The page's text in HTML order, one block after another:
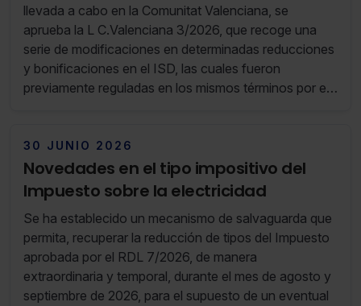
llevada a cabo en la Comunitat Valenciana, se
aprueba la L C.Valenciana 3/2026, que recoge una
serie de modificaciones en determinadas reducciones
y bonificaciones en el ISD, las cuales fueron
previamente reguladas en los mismos términos por el
30 JUNIO 2026
Novedades en el tipo impositivo del
Impuesto sobre la electricidad
Se ha establecido un mecanismo de salvaguarda que
permita, recuperar la reducción de tipos del Impuesto
aprobada por el RDL 7/2026, de manera
extraordinaria y temporal, durante el mes de agosto y
septiembre de 2026, para el supuesto de un eventual